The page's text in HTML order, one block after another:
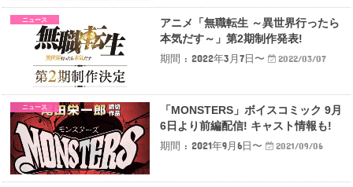
ニュース
アニメ「無職転生 ～異世界行ったら
本気だす～」第2期制作発表!
期間 : 2022年3月7日〜
2022/03/07
ニュース
「MONSTERS」ボイスコミック 9月
6日より前編配信! キャスト情報も!
期間 : 2021年9月6日〜
2021/09/06